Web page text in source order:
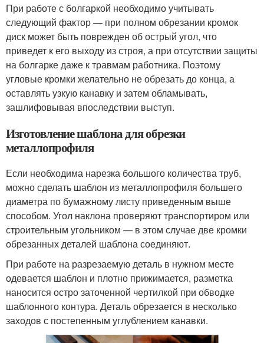
При работе с болгаркой необходимо учитывать
следующий фактор — при полном обрезании кромок
диск может быть поврежден об острый угол, что
приведет к его выходу из строя, а при отсутствии защиты
на болгарке даже к травмам работника. Поэтому
угловые кромки желательно не обрезать до конца, а
оставлять узкую канавку и затем обламывать,
зашлифовывая впоследствии выступ.
Изготовление шаблона для обрезки
металлопрофиля
Если необходима нарезка большого количества труб,
можно сделать шаблон из металлопрофиля большего
диаметра по бумажному листу приведенным выше
способом. Угол наклона проверяют транспортиром или
строительным угольником — в этом случае две кромки
обрезанных деталей шаблона соединяют.
При работе на разрезаемую деталь в нужном месте
одевается шаблон и плотно прижимается, разметка
наносится остро заточенной чертилкой при обводке
шаблонного контура. Деталь обрезается в несколько
заходов с постепенным углублением канавки.